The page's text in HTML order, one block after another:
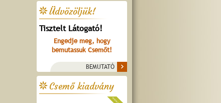
Üdvözöljük!
Tisztelt Látogató!
Engedje meg, hogy
bemutassuk Csemőt!
BEMUTATÓ
Csemő kiadvány